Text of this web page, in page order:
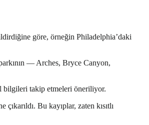
göre, örneğin Philadelphia’daki
— Arches, Bryce Canyon,
bilgileri takip etmeleri öneriliyor.
Bu kayıplar, zaten kısıtlı